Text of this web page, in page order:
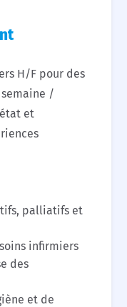
H/F pour des
/
et
palliatifs et
infirmiers
des
et de